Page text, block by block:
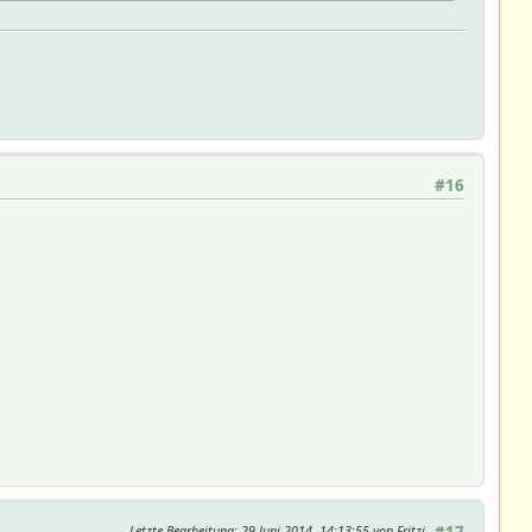
06-07 16:12:09Z rudolfkoenig $, os linux, user fhem, pid
#16